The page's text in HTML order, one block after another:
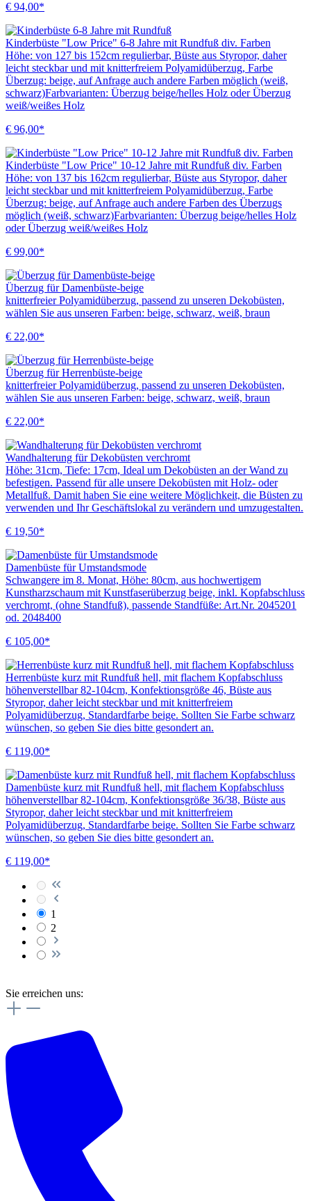
€ 94,00*
Kinderbüste "Low Price" 6-8 Jahre mit Rundfuß div. Farben
Höhe: von 127 bis 152cm regulierbar, Büste aus Styropor, daher
leicht steckbar und mit knitterfreiem Polyamidüberzug, Farbe
Überzug: beige, auf Anfrage auch andere Farben möglich (weiß,
schwarz)Farbvarianten: Überzug beige/helles Holz oder Überzug
weiß/weißes Holz
€ 96,00*
Kinderbüste "Low Price" 10-12 Jahre mit Rundfuß div. Farben
Höhe: von 137 bis 162cm regulierbar, Büste aus Styropor, daher
leicht steckbar und mit knitterfreiem Polyamidüberzug, Farbe
Überzug: beige, auf Anfrage auch andere Farben des Überzugs
möglich (weiß, schwarz)Farbvarianten: Überzug beige/helles Holz
oder Überzug weiß/weißes Holz
€ 99,00*
Überzug für Damenbüste-beige
knitterfreier Polyamidüberzug, passend zu unseren Dekobüsten,
wählen Sie aus unseren Farben: beige, schwarz, weiß, braun
€ 22,00*
Überzug für Herrenbüste-beige
knitterfreier Polyamidüberzug, passend zu unseren Dekobüsten,
wählen Sie aus unseren Farben: beige, schwarz, weiß, braun
€ 22,00*
Wandhalterung für Dekobüsten verchromt
Höhe: 31cm, Tiefe: 17cm, Ideal um Dekobüsten an der Wand zu
befestigen. Passend für alle unsere Dekobüsten mit Holz- oder
Metallfuß. Damit haben Sie eine weitere Möglichkeit, die Büsten zu
verwenden und Ihr Geschäftslokal zu verändern und umzugestalten.
€ 19,50*
Damenbüste für Umstandsmode
Schwangere im 8. Monat, Höhe: 80cm, aus hochwertigem
Kunstharzschaum mit Kunstfaserüberzug beige, inkl. Kopfabschluss
verchromt, (ohne Standfuß), passende Standfüße: Art.Nr. 2045201
od. 2048400
€ 105,00*
Herrenbüste kurz mit Rundfuß hell, mit flachem Kopfabschluss
höhenverstellbar 82-104cm, Konfektionsgröße 46, Büste aus
Styropor, daher leicht steckbar und mit knitterfreiem
Polyamidüberzug, Standardfarbe beige. Sollten Sie Farbe schwarz
wünschen, so geben Sie dies bitte gesondert an.
€ 119,00*
Damenbüste kurz mit Rundfuß hell, mit flachem Kopfabschluss
höhenverstellbar 82-104cm, Konfektionsgröße 36/38, Büste aus
Styropor, daher leicht steckbar und mit knitterfreiem
Polyamidüberzug, Standardfarbe beige. Sollten Sie Farbe schwarz
wünschen, so geben Sie dies bitte gesondert an.
€ 119,00*
1
2
Sie erreichen uns: